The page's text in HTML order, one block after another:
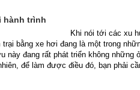
hành trình
Khi nói tới các xu
bằng xe hơi đang là một trong
này đang rất phát triển không những
để làm được điều đó, bạn phải